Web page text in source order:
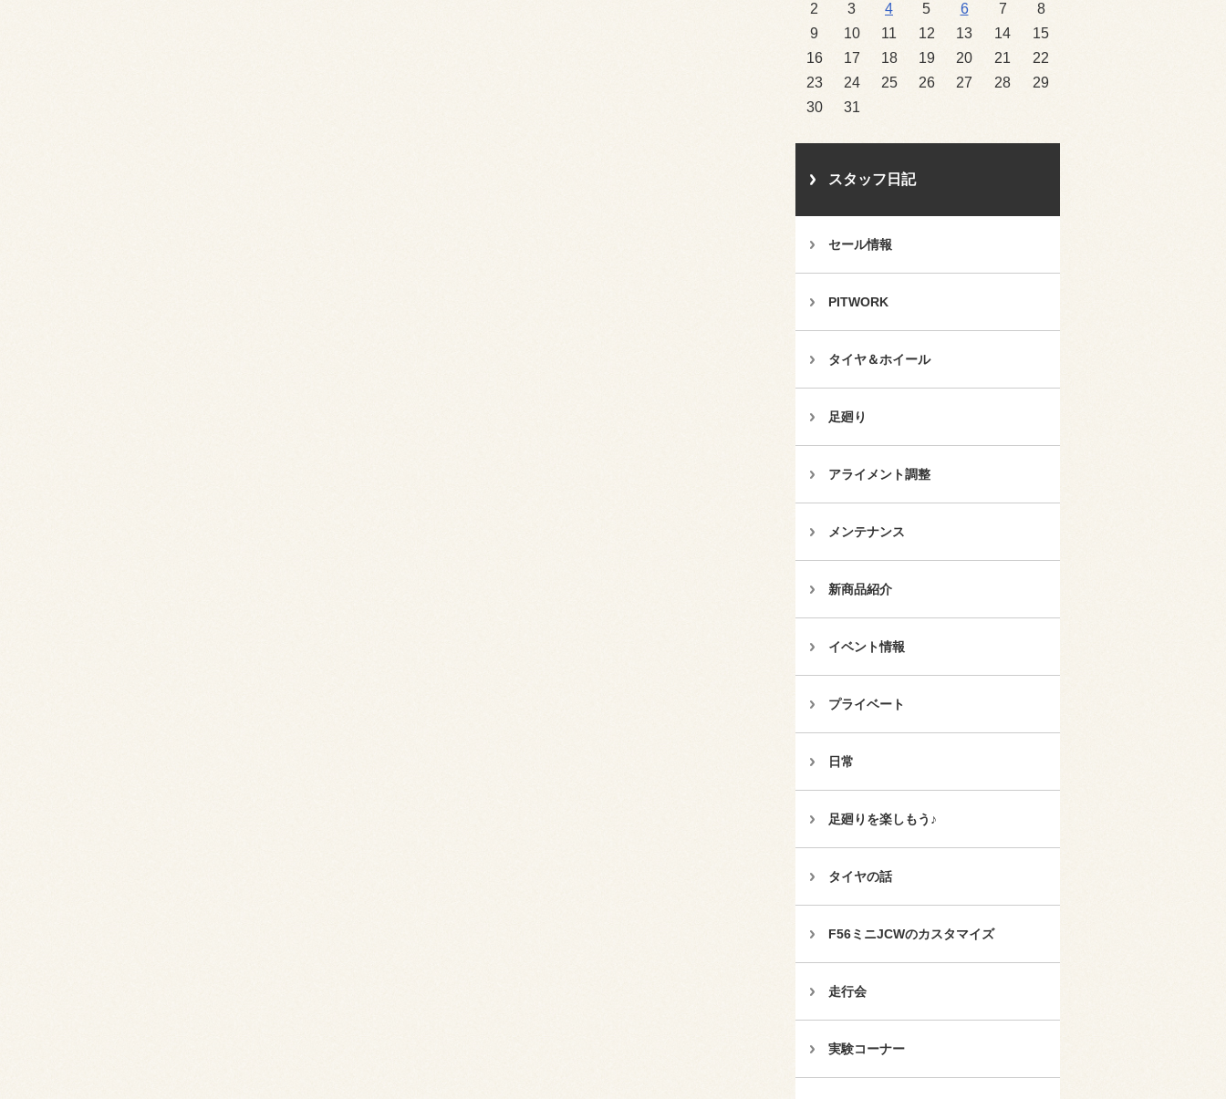
2
3 4 5 6 7
8
9
10 11 12 13 14
15
16
17 18 19 20 21
22
23
24 25 26 27 28
29
30
31
スタッフ日記
セール情報
PITWORK
タイヤ＆ホイール
足廻り
アライメント調整
メンテナンス
新商品紹介
イベント情報
プライベート
日常
足廻りを楽しもう♪
タイヤの話
F56ミニJCWのカスタマイズ
走行会
実験コーナー